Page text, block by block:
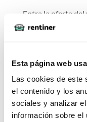
Esta página web
Las cookies de este
el contenido y los
sociales y analizar
información sobre el
Entra la oferta del
"Aprobación
online para
otro caso (o si no
necesitaremos
copia de tu DNI,
últimas dos
y un justificante